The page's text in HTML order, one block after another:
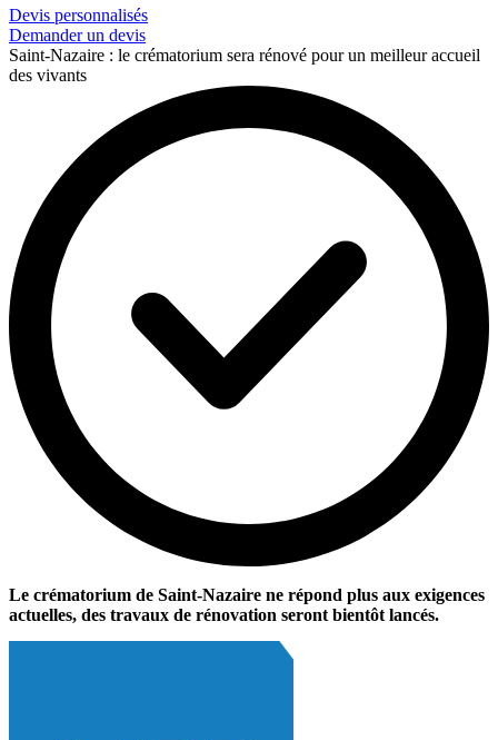
Devis personnalisés
Demander un devis
Saint-Nazaire : le crématorium sera rénové pour un meilleur accueil
des vivants
Le crématorium de Saint-Nazaire ne répond plus aux exigences
actuelles, des travaux de rénovation seront bientôt lancés.